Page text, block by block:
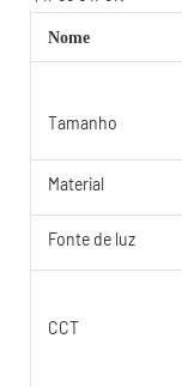
Nome
Tamanho
Material
Fonte de luz
CCT